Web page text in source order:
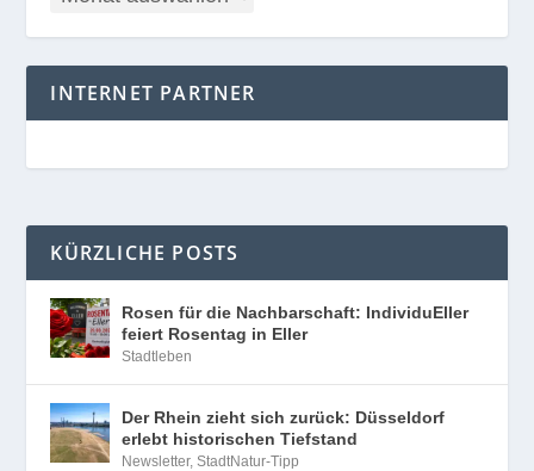
INTERNET PARTNER
KÜRZLICHE POSTS
Rosen für die Nachbarschaft: IndividuEller
feiert Rosentag in Eller
Stadtleben
Der Rhein zieht sich zurück: Düsseldorf
erlebt historischen Tiefstand
Newsletter,StadtNatur-Tipp